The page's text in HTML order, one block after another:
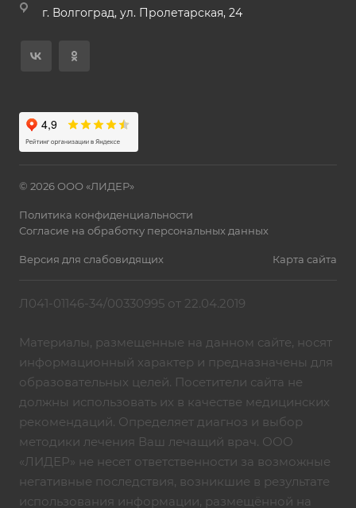
г. Волгоград, ул. Пролетарская, 24
© 2026 ООО «ЛИДЕР»
Политика конфиденциальности
Согласие на обработку персональных данных
Версия для слабовидящих Карта сайта
Л041-01146-34/00330995 от 22.04.2019
Материалы, размещенные на данном сайте, носят
информационный характер и предназначены для
образовательных целей. Посетители сайта не
должны использовать их в качестве медицинских
рекомендаций. Определяет диагноз и выбор
методики лечения Ваш лечащий врач. ООО
«ЛИДЕР» не несет ответственности за возможные
негативные последствия, возникшие в результате
использования информации, размещённой на